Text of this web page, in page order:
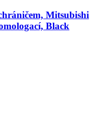
Mitsubishi
Black